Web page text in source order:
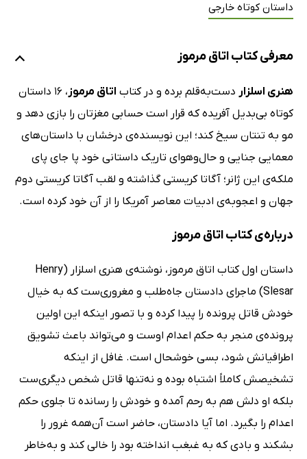
داستان کوتاه خارجی
معرفی کتاب اتاق مرموز
هنری اسلزار دست‌به‌قلم برده و در کتاب اتاق مرموز
، 16 داستان
کوتاه بی‌بدیل آفریده که قرار است حسابی مغزتان را بازی دهد و
مو به تنتان سیخ کند؛ این نویسنده‌ی درخشان با داستان‌های
معمایی جنایی و حال‌وهوای تاریک داستانی خود پا جای پای
ملکه‌ی این ژانر؛ آگاتا کریستی گذاشته و لقب آگاتا کریستی دوم
جهان و اعجوبه‌ی ادبیات معاصر آمریکا را از آن خود کرده است.
درباره‌ی کتاب اتاق مرموز
داستان اول کتاب اتاق مرموز، نوشته‌ی هنری اسلزار (Henry
Slesar) ماجرای دادستان جاه‌طلب و مغروری‌ست که به خیال
خودش قاتل پرونده را پیدا کرده و با تصور اینکه این اولین
پرونده‌ی منجر به حکم اعدام اوست و می‌تواند باعث تشویق
اطرافیانش شود، بسی خوشحال است. غافل از اینکه
تشخیصش کاملاً اشتباه بوده و نه‌تنها قاتل شخص دیگری‌ست
بلکه او دلش هم به رحم آمده و خودش را رسانده تا جلوی حکم
اعدام را بگیرد. اما آیا دادستان، حاضر است آن‌همه غرور را
بشکند و بادی که به غبغب انداخته بود را خالی کند و به‌خاطر